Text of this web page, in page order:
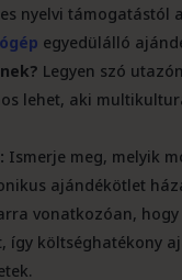
nyelvi támogatástól
egyedülálló
Legyen szó
lehet, aki
Ismerje meg, melyik
ajándékötlet
vonatkozóan,
költséghatékony